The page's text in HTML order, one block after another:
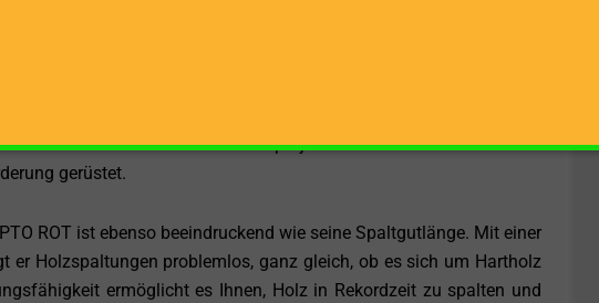
SF180 RAPID 220+PTO ROT ist seine maximale Spaltgutlänge
es Ihnen, selbst sehr lange Holzstücke mühelos zu spalten,
vorbereiten oder Holz für Bauprojekte zuschneiden müssen. Mit
gerüstet.
ROT ist ebenso beeindruckend wie seine Spaltgutlänge. Mit einer
Holzspaltungen problemlos, ganz gleich, ob es sich um Hartholz
ermöglicht es Ihnen, Holz in Rekordzeit zu spalten und